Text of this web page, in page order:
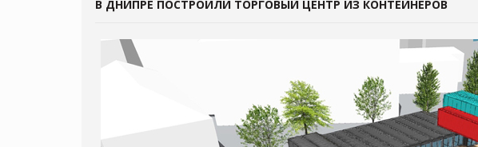
В ДНИПРЕ ПОСТРОИЛИ ТОРГОВЫЙ ЦЕНТР ИЗ КОНТЕЙНЕРОВ